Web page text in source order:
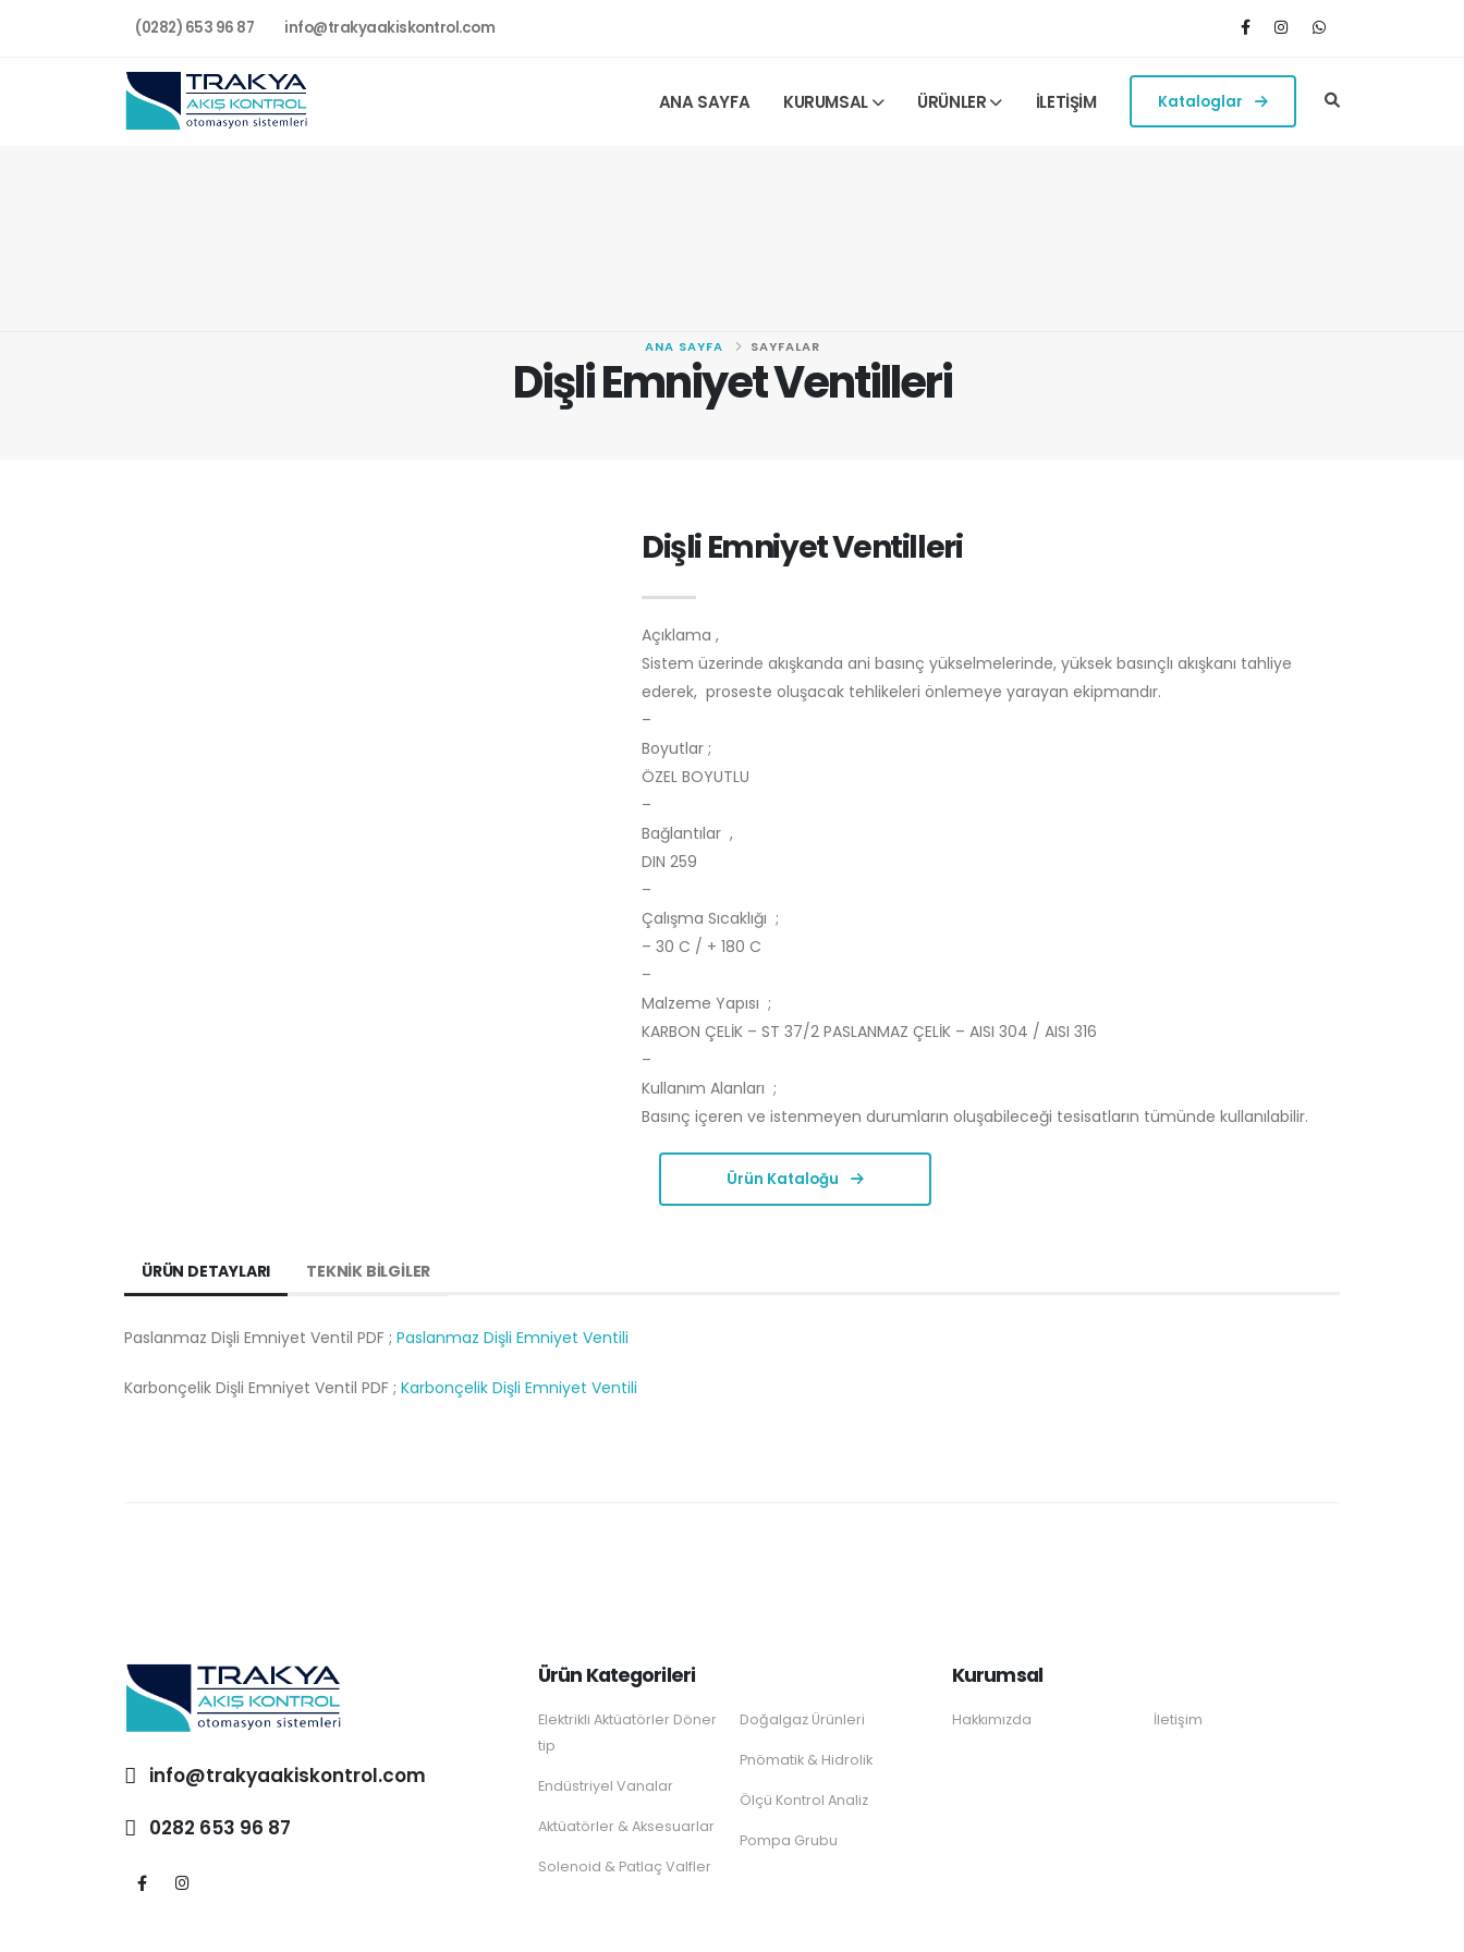
(0282) 653 96 87 info@trakyaakiskontrol.com
ANA SAYFA KURUMSAL ÜRÜNLER İLETİŞİM Kataloglar
Dişli Emniyet Ventilleri
ANA SAYFA SAYFALAR
Dişli Emniyet Ventilleri
Açıklama ,
Sistem üzerinde akışkanda ani basınç yükselmelerinde, yüksek basınçlı akışkanı tahliye
ederek, proseste oluşacak tehlikeleri önlemeye yarayan ekipmandır.
–
Boyutlar ;
ÖZEL BOYUTLU
–
Bağlantılar ,
DIN 259
–
Çalışma Sıcaklığı ;
– 30 C / + 180 C
–
Malzeme Yapısı ;
KARBON ÇELİK – ST 37/2 PASLANMAZ ÇELİK – AISI 304 / AISI 316
–
Kullanım Alanları ;
Basınç içeren ve istenmeyen durumların oluşabileceği tesisatların tümünde kullanılabilir.
Ürün Kataloğu
ÜRÜN DETAYLARI TEKNİK BİLGİLER
Paslanmaz Dişli Emniyet Ventil PDF ; Paslanmaz Dişli Emniyet Ventili
Karbonçelik Dişli Emniyet Ventil PDF ; Karbonçelik Dişli Emniyet Ventili
info@trakyaakiskontrol.com
0282 653 96 87
Ürün Kategorileri
Elektrikli Aktüatörler Döner
tip
Endüstriyel Vanalar
Aktüatörler & Aksesuarlar
Solenoid & Patlaç Valfler
Doğalgaz Ürünleri
Pnömatik & Hidrolik
Ölçü Kontrol Analiz
Pompa Grubu
Kurumsal
Hakkımızda İletişim